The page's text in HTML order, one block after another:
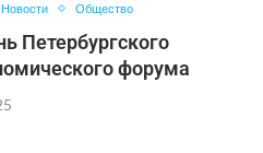
Новости Общество
Петербургского
форума